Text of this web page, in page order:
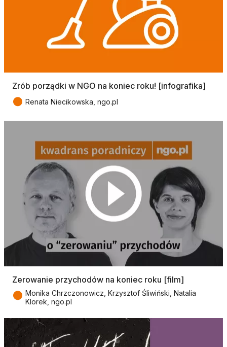
Zrób porządki w NGO na koniec roku! [infografika]
● Renata Niecikowska, ngo.pl
Zerowanie przychodów na koniec roku [film]
● Monika Chrzczonowicz, Krzysztof Śliwiński, Natalia
Klorek, ngo.pl